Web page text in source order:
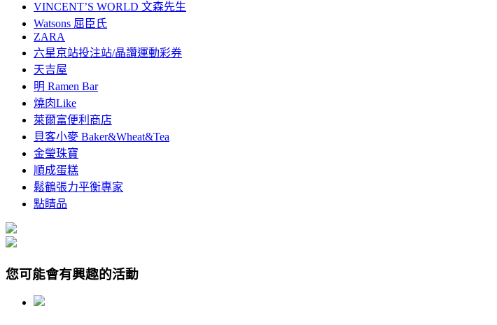
VINCENT’S WORLD 文森先生
Watsons 屈臣氏
ZARA
六星京站投注站/晶讚運動彩券
天吉屋
明 Ramen Bar
燒肉Like
萊爾富便利商店
貝客小麥 Baker&Wheat&Tea
金瑩珠寶
順成蛋糕
鬆鶴張力平衡專家
點睛品
您可能會有興趣的活動